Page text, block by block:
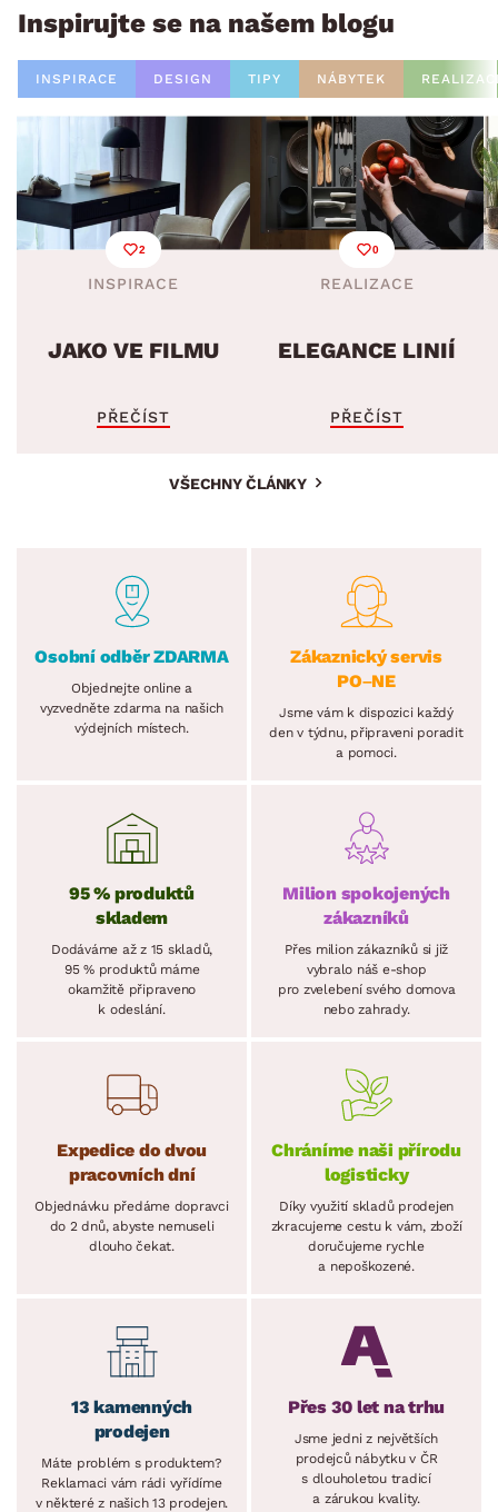
Inspirujte se na našem blogu
INSPIRACE DESIGN TIPY NÁBYTEK
2
INSPIRACE
JAKO VE FILMU
PŘEČÍST
0
REALIZACE
ELEGANCE LINIÍ
PŘEČÍST
VŠECHNY ČLÁNKY
Osobní odběr ZDARMA
Objednejte online a
vyzvedněte zdarma na našich
výdejních místech.
Zákaznický servis
PO–NE
Jsme vám k dispozici každý
den v týdnu, připraveni poradit
a pomoci.
95 % produktů
skladem
Dodáváme až z 15 skladů,
95 % produktů máme
okamžitě připraveno
k odeslání.
Milion spokojených
zákazníků
Přes milion zákazníků si již
vybralo náš e-shop
pro zvelebení svého domova
nebo zahrady.
Expedice do dvou
pracovních dní
Objednávku předáme dopravci
do 2 dnů, abyste nemuseli
dlouho čekat.
Chráníme naši přírodu
logisticky
Díky využití skladů prodejen
zkracujeme cestu k vám, zboží
doručujeme rychle
a nepoškozené.
13 kamenných
prodejen
Máte problém s produktem?
Reklamaci vám rádi vyřídíme
v některé z našich 13 prodejen.
Přes 30 let na trhu
Jsme jedni z největších
prodejců nábytku v ČR
s dlouholetou tradicí
a zárukou kvality.